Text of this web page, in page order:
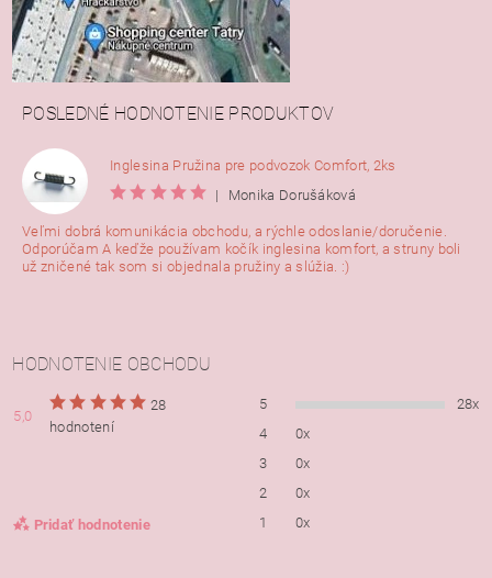
POSLEDNÉ HODNOTENIE PRODUKTOV
Inglesina Pružina pre podvozok Comfort, 2ks
|
Monika Dorušáková
Veľmi dobrá komunikácia obchodu, a rýchle odoslanie/doručenie.
Odporúčam A keďže používam kočík inglesina komfort, a struny boli
už zničené tak som si objednala pružiny a slúžia. :)
HODNOTENIE OBCHODU
5,0
28
hodnotení
Pridať hodnotenie
5
28x
4
0x
3
0x
2
0x
1
0x